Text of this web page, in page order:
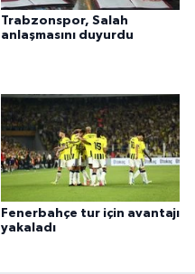
Trabzonspor, Salah
anlaşmasını duyurdu
Fenerbahçe tur için avantajı
yakaladı